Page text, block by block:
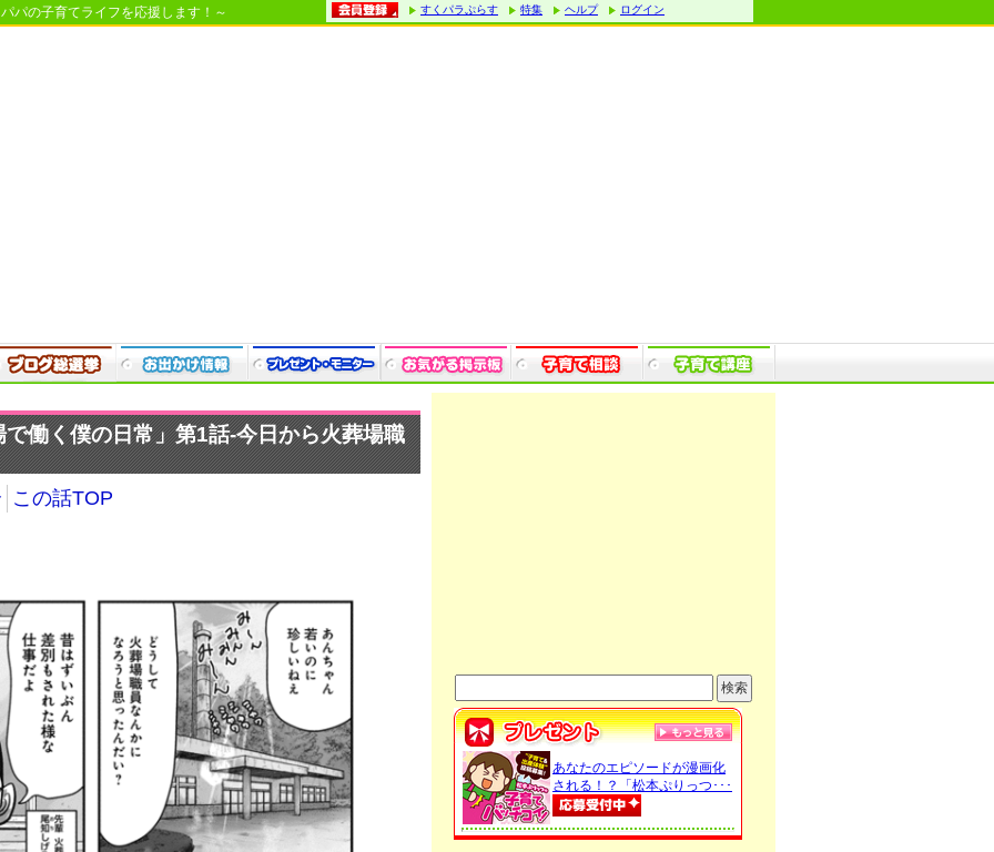
パの子育てライフを応援します！～ すくパラぷらす 特集 ヘルプ ログイン
働く僕の日常」第1話-今日から火葬場職
この話TOP
あなたのエピソードが漫画化
される！？「松本ぷりっつ･･･